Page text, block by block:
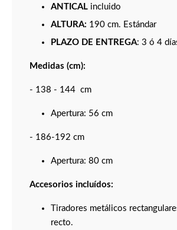
ANTICAL incluido
ALTURA: 190 cm. Estándar
PLAZO DE ENTREGA: 3 ó 4
Medidas (cm):
- 138 - 144 cm
Apertura: 56 cm
- 186-192 cm
Apertura: 80 cm
Accesorios incluídos:
Tiradores metálicos
recto.